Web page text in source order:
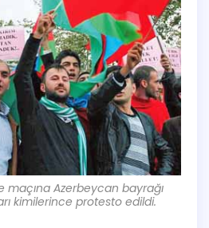
maçına Azerbeycan bayrağı
kimilerince protesto edildi.